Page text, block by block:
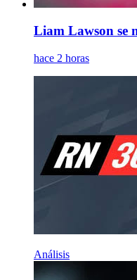
Liam Lawson se
hace 2 horas
Análisis